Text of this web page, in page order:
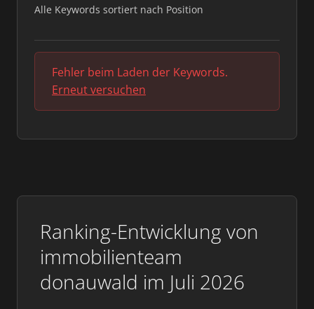
Ranking-Entwicklung von
immobilienteam
donauwald im Juli 2026
Alle Keywords sortiert nach Position
Fehler beim Laden der Keywords.
Erneut versuchen